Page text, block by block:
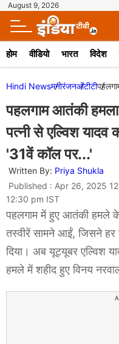
August 9, 2026
होम वीडियो भारत विदेश
Hindi Newsमनोरंजनओटीटी
पहलगाम आतंकी
पत्नी से एल्विश
'31वें कॉल पर...'
Written By: Priya Shukla
Published : Apr 26, 2025
12:30 pm IST
पहलगाम में हुए आतंकी हमले
तस्वीरें सामने आईं, जिसने
दिया। अब यूट्यूबर एल्विश
हमले में शहीद हुए विनय